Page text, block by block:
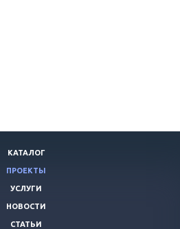
КАТАЛОГ
ПРОЕКТЫ
УСЛУГИ
НОВОСТИ
СТАТЬИ